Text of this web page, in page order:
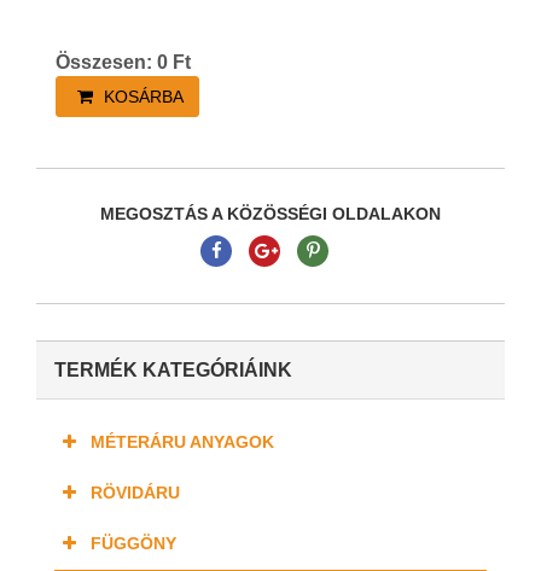
Összesen: 0 Ft
KOSÁRBA
MEGOSZTÁS A KÖZÖSSÉGI OLDALAKON
TERMÉK KATEGÓRIÁINK
MÉTERÁRU ANYAGOK
RÖVIDÁRU
FÜGGÖNY